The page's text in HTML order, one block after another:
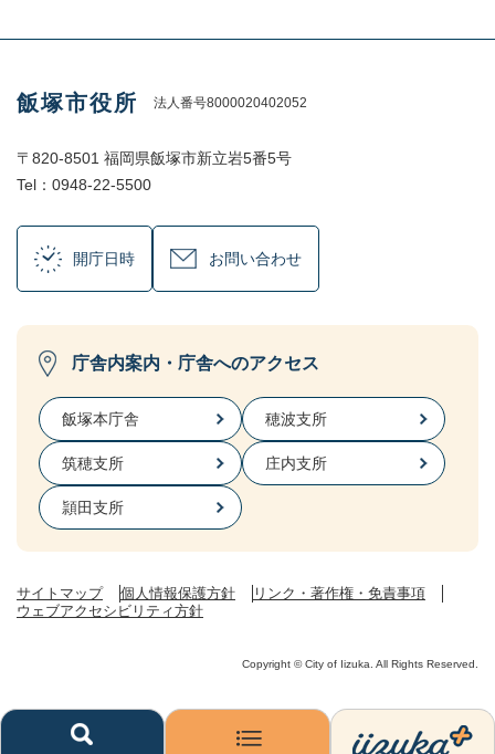
飯塚市役所 法人番号8000020402052
〒820-8501 福岡県飯塚市新立岩5番5号
Tel：0948-22-5500
開庁日時 お問い合わせ
庁舎内案内・庁舎へのアクセス
飯塚本庁舎 穂波支所
筑穂支所 庄内支所
頴田支所
サイトマップ 個人情報保護方針
リンク・著作権・免責事項
ウェブアクセシビリティ方針
Copyright © City of Iizuka. All Rights Reserved.